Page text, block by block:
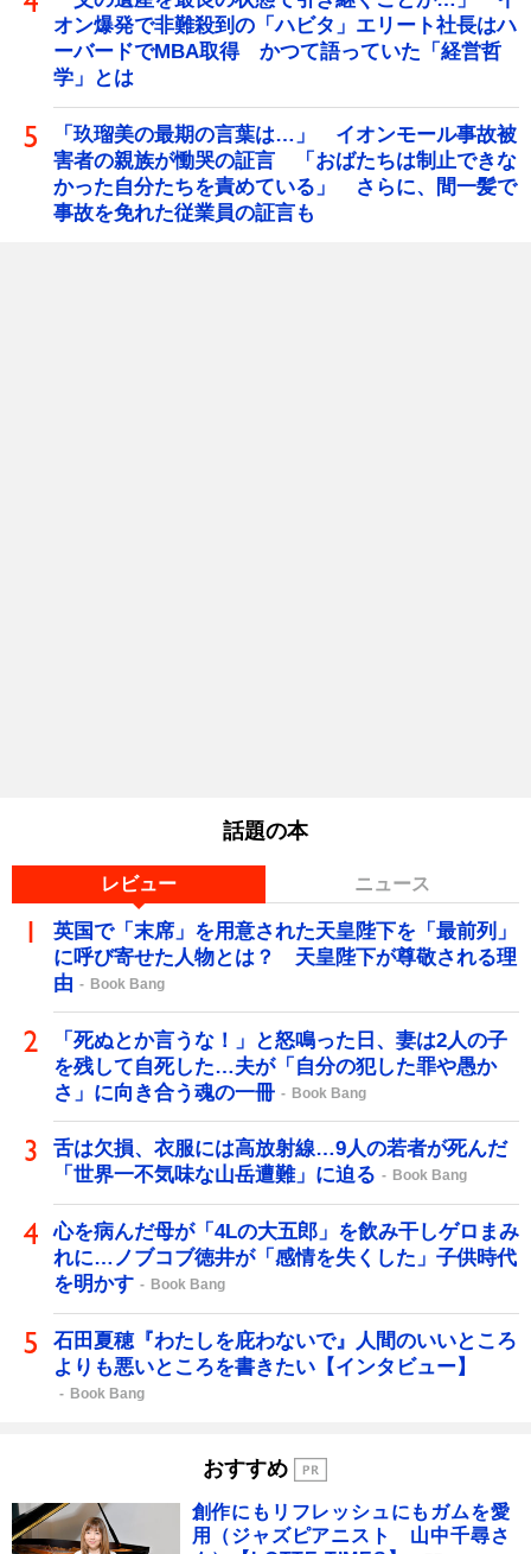
オン爆発で非難殺到の「ハビタ」エリート社長はハ
ーバードでMBA取得 かつて語っていた「経営哲
学」とは
「玖瑠美の最期の言葉は…」 イオンモール事故被
害者の親族が慟哭の証言 「おばたちは制止できな
かった自分たちを責めている」 さらに、間一髪で
事故を免れた従業員の証言も
話題の本
レビュー ニュース
英国で「末席」を用意された天皇陛下を「最前列」
に呼び寄せた人物とは？ 天皇陛下が尊敬される理
由
Book Bang
「死ぬとか言うな！」と怒鳴った日、妻は2人の子
を残して自死した…夫が「自分の犯した罪や愚か
さ」に向き合う魂の一冊
Book Bang
舌は欠損、衣服には高放射線…9人の若者が死んだ
「世界一不気味な山岳遭難」に迫る
Book Bang
心を病んだ母が「4Lの大五郎」を飲み干しゲロまみ
れに…ノブコブ徳井が「感情を失くした」子供時代
を明かす
Book Bang
石田夏穂『わたしを庇わないで』人間のいいところ
よりも悪いところを書きたい【インタビュー】
Book Bang
おすすめ
創作にもリフレッシュにもガムを愛
用（ジャズピアニスト 山中千尋さ